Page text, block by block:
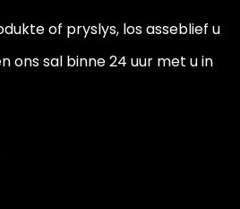
of pryslys, los asseblief u
ons sal binne 24 uur met u in